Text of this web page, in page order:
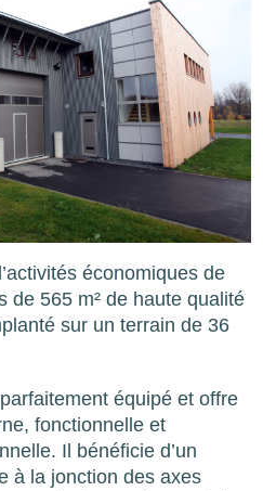
économiques de
de 565 m² de haute qualité
sur un terrain de 36
équipé et offre
fonctionnelle et
Il bénéficie d’un
à la jonction des axes